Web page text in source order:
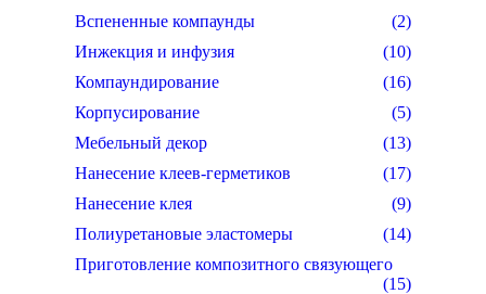
Вспененные компаунды
(2)
Инжекция и инфузия
(10)
Компаундирование
(16)
Корпусирование
(5)
Мебельный декор
(13)
Нанесение клеев-герметиков
(17)
Нанесение клея
(9)
Полиуретановые эластомеры
(14)
Приготовление композитного связующего
(15)